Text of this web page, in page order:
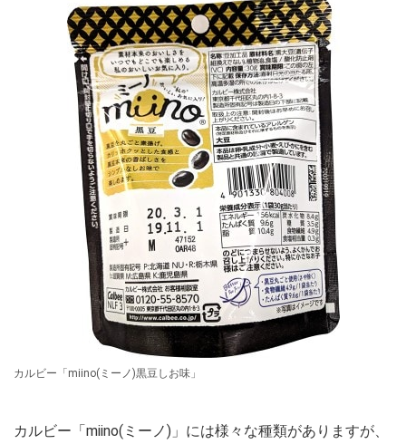
カルビー「miino(ミーノ)黒豆しお味」
カルビー「miino(ミーノ)」には様々な種類がありますが、